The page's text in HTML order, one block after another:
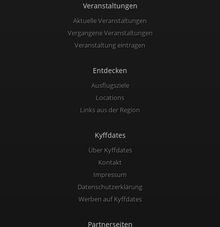
Veranstaltungen
Aktuelle Veranstaltungen
Vergangene Veranstaltungen
Veranstaltung eintragen
Entdecken
Ausflugsziele
Locations
Links aus der Region
Kyffdates
Über Kyffdates
Kontakt
Impressum
Datenschutzerklärung
Werben auf Kyffdates
Partnerseiten